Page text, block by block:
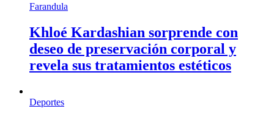
Farandula
Khloé Kardashian sorprende con
deseo de preservación corporal y
revela sus tratamientos estéticos
Deportes